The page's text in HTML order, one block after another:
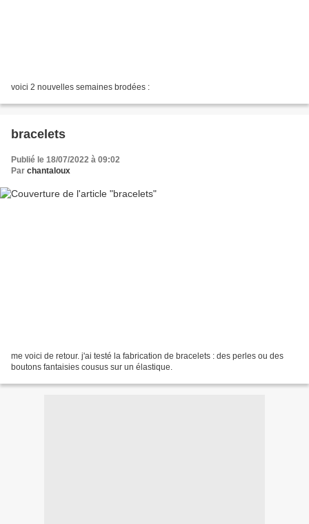
voici 2 nouvelles semaines brodées :
bracelets
Publié le 18/07/2022 à 09:02
Par chantaloux
me voici de retour. j'ai testé la fabrication de bracelets : des perles ou des
boutons fantaisies cousus sur un élastique.